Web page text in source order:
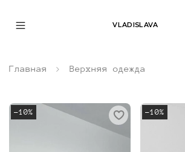
VLADISLAVA
Главная Верхняя одежда
-10% -10%